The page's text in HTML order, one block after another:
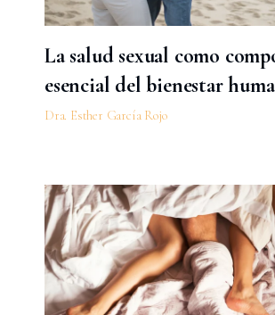
La salud sexual como
esencial del bienestar
Dra. Esther García Rojo